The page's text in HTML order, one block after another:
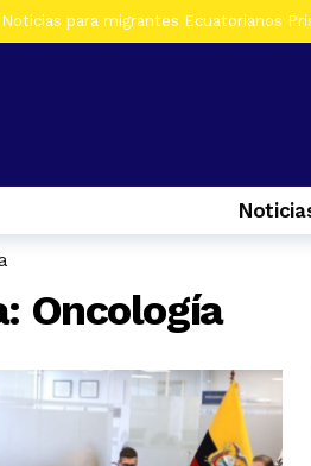
Noticias para migrantes Ecuatorianos
Noticias para migrantes Ecuatorianos
Noticias para migrantes Ecuatorianos
Noticias para migrantes Ecuatorianos
Noticias para migrantes Ecuatorianos
Oncología